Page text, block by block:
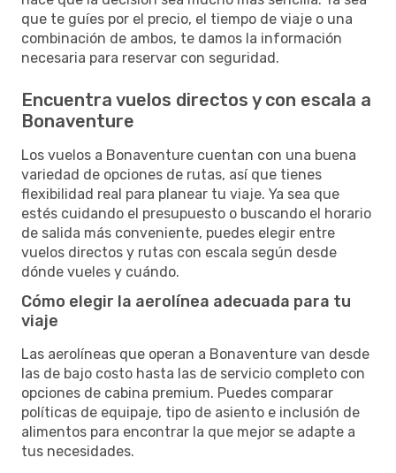
que te guíes por el precio, el tiempo de viaje o una
combinación de ambos, te damos la información
necesaria para reservar con seguridad.
Encuentra vuelos directos y con escala a
Bonaventure
Los vuelos a Bonaventure cuentan con una buena
variedad de opciones de rutas, así que tienes
flexibilidad real para planear tu viaje. Ya sea que
estés cuidando el presupuesto o buscando el horario
de salida más conveniente, puedes elegir entre
vuelos directos y rutas con escala según desde
dónde vueles y cuándo.
Cómo elegir la aerolínea adecuada para tu
viaje
Las aerolíneas que operan a Bonaventure van desde
las de bajo costo hasta las de servicio completo con
opciones de cabina premium. Puedes comparar
políticas de equipaje, tipo de asiento e inclusión de
alimentos para encontrar la que mejor se adapte a
tus necesidades.